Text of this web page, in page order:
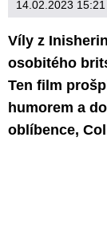
14.02.2023 15:21
Víly z
osobitého
Ten film
humorem a
oblíbence,